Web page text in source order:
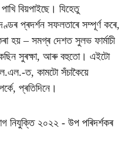
বিয়পাইছে। যিহেতু
প্ৰদৰ্শন সফলতাৰে সম্পূৰ্ণ কৰে,
হয় – সমগ্ৰ দেশত সুলভ ফাৰ্মাচী
ভেকছিন সুৰক্ষা, আৰু বহুতো। এইটো
ত, কামটো সঁচাকৈয়ে
প্ৰতিদিনে।
নিযুক্তি ২০২২ - উপ পৰিদৰ্শকৰ